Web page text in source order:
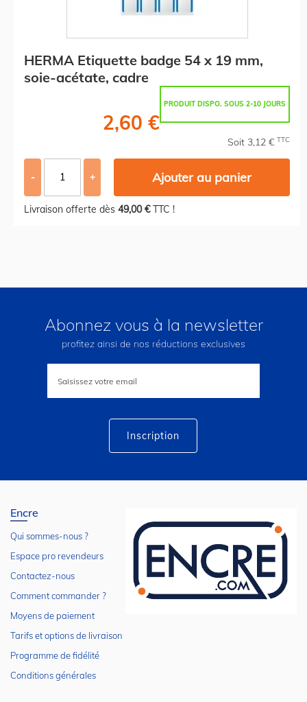
HERMA Etiquette badge 54 x 19 mm,
soie-acétate, cadre
PRODUIT DISPO. SOUS 2-10 JOURS
2,60 €
Soit 3,12 € TTC
- + Ajouter au panier
Livraison offerte dès 49,00 €TTC !
Abonnez vous à la newsletter
profitez ainsi de nos réductions exclusives
lettre
Inscription
Encre
Qui sommes-nous ?
Espace pro revendeurs
Contactez-nous
Comment commander ?
Moyens de paiement
Tarifs et options de livraison
Programme de fidélité
Conditions générales